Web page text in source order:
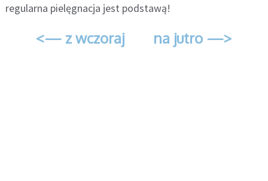
regularna pielęgnacja jest podstawą!
<— z wczoraj na jutro —>